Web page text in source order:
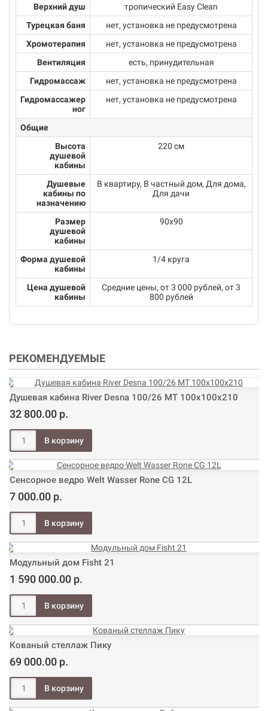
Верхний душ
тропический Easy Clean
Турецкая баня
нет, установка не предусмотрена
Хромотерапия
нет, установка не предусмотрена
Вентиляция
есть, принудительная
Гидромассаж
нет, установка не предусмотрена
Гидромассажер
ног
нет, установка не предусмотрена
Общие
Высота
душевой
кабины
220 см
Душевые
кабины по
назначению
В квартиру, В частный дом, Для дома,
Для дачи
Размер
душевой
кабины
90х90
Форма душевой
кабины
1/4 круга
Цена душевой
кабины
Средние цены, от 3 000 рублей, от 3
800 рублей
РЕКОМЕНДУЕМЫЕ
Душевая кабина River Desna 100/26 МТ 100х100х210
32 800.00 р.
Сенсорное ведро Welt Wasser Rone CG 12L
7 000.00 р.
Модульный дом Fisht 21
1 590 000.00 р.
Кованый стеллаж Пику
69 000.00 р.